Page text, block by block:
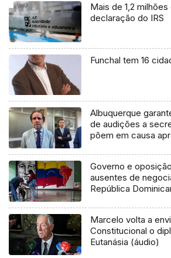
Mais de 1,2
declaração do IRS
Funchal tem 16
Albuquerque
de audições a
põem em causa
Governo e
ausentes de
República
Marcelo volta a
Constitucional o
Eutanásia (áudio)